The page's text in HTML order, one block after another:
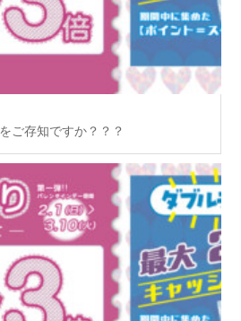
ご存知ですか？？？